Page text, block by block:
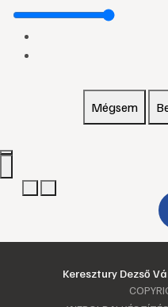
Mégsem
Keresztury Dezső